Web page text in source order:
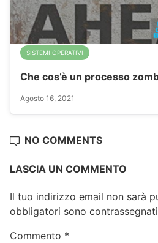
SISTEMI OPERATIVI
Che cos’è un processo
Agosto 16, 2021
NO COMMENTS
LASCIA UN COMMENTO
Il tuo indirizzo email non sarà
obbligatori sono contrassegnati
Commento *